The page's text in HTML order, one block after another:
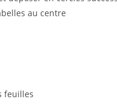
au centre
feuilles